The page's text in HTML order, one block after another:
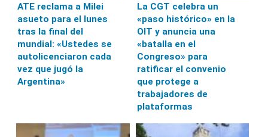
ATE reclama a Milei
asueto para el lunes
tras la final del
mundial: «Ustedes se
autolicenciaron cada
vez que jugó la
Argentina»
La CGT celebra un
«paso histórico» en la
OIT y anuncia una
«batalla en el
Congreso» para
ratificar el convenio
que protege a
trabajadores de
plataformas